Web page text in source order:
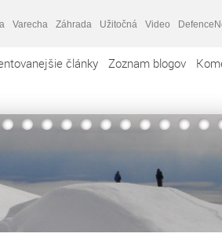
Varecha Záhrada Užitočná Video
články Zoznam blogov